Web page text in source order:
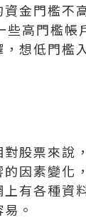
金門檻不
高門檻帳
想低門檻
股票來說
因素變化
有各種資
。